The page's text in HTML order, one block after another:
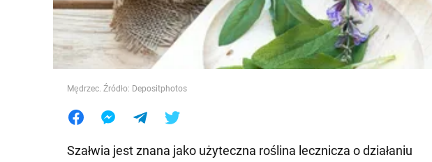
Mędrzec. Źródło: Depositphotos
Szałwia jest znana jako użyteczna roślina lecznicza o działaniu